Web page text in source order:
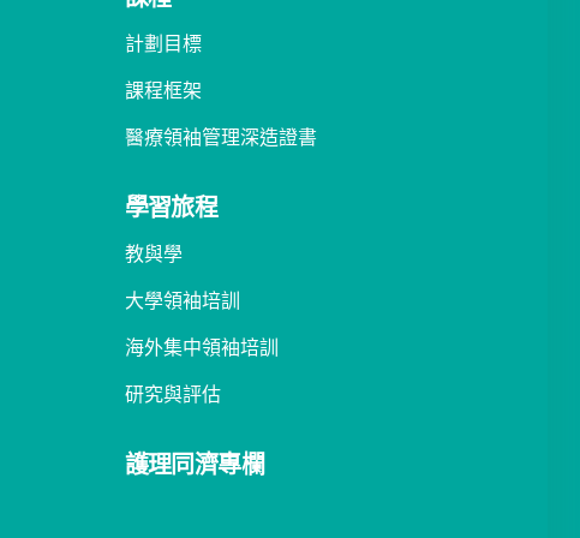
計劃目標
課程框架
醫療領袖管理深造證書
學習旅程
教與學
大學領袖培訓
海外集中領袖培訓
研究與評估
護理同濟專欄